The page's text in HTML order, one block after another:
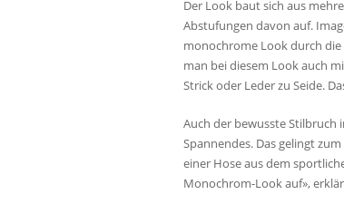
Der Look baut sich aus
Abstufungen davon auf.
monochrome Look durch
man bei diesem Look auch
Strick oder Leder zu Seide.
Auch der bewusste
Spannendes. Das gelingt
einer Hose aus dem
Monochrom-Look auf»,